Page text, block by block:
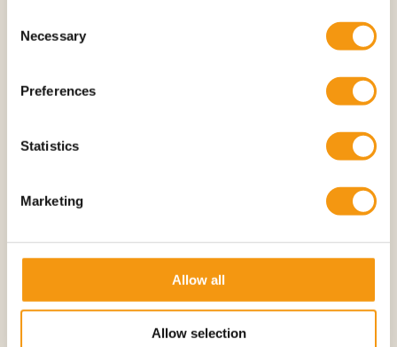
Selection
Necessary
Preferences
Statistics
Marketing
Allow all
Allow selection
よくあるご質問を掲載しています。配送についてもっと
またはカスタム製品のリクエストはどのように行われる
のか？ここに答えがあります。掲載されていない質問に
どのような支払い方法がありますか？
MoldBrothersは世界中に発送されます